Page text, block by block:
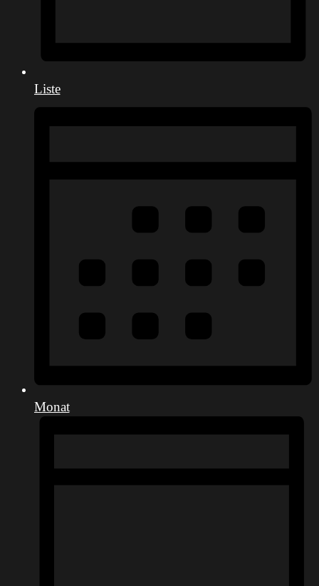
Liste
Monat